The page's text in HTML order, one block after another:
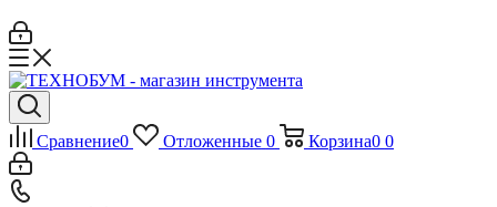
Сравнение0 Отложенные 0 Корзина0 0